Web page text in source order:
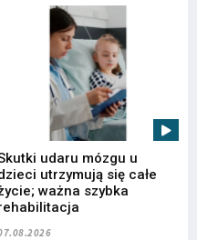
udaru mózgu u
utrzymują się całe
ważna szybka